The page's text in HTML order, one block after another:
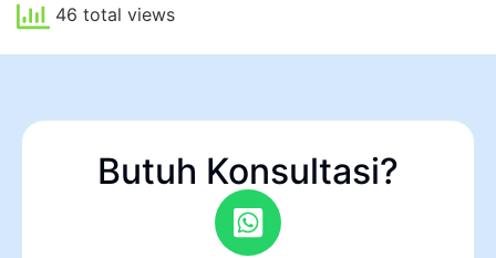
46 total views
Butuh Konsultasi?